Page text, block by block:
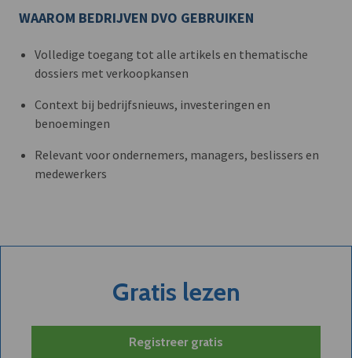
WAAROM BEDRIJVEN DVO GEBRUIKEN
Volledige toegang tot alle artikels en thematische
dossiers met verkoopkansen
Context bij bedrijfsnieuws, investeringen en
benoemingen
Relevant voor ondernemers, managers, beslissers en
medewerkers
Gratis lezen
Registreer gratis